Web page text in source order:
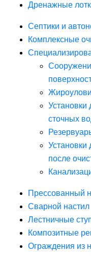
Дренажные
Септики и
Комплексные
Установки
сточных
Установки
после
Прессованный
Сварной настил
Лестничные
Композитные
Ограждения из